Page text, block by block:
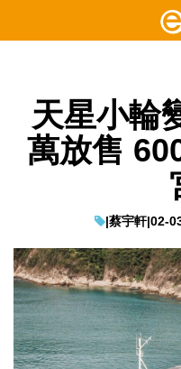
天星小輪
萬放售
|蔡宇軒|02-